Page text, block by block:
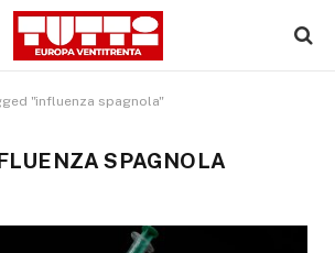
"influenza spagnola"
SPAGNOLA